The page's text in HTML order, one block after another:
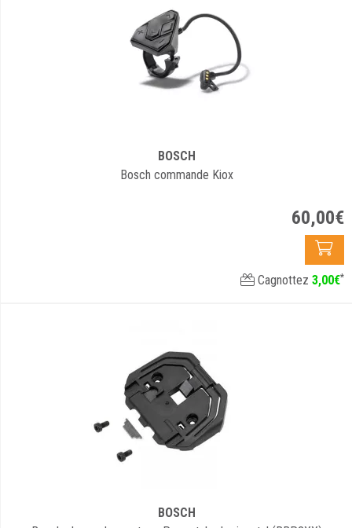
BOSCH
Bosch commande Kiox
60,00€
Cagnottez 3,00€*
BOSCH